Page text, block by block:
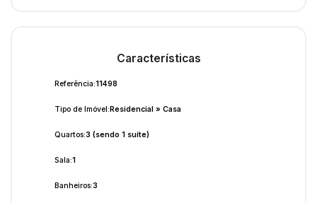
Características
Referência:11498
Tipo de Imóvel:Residencial » Casa
Quartos:3 (sendo 1 suíte)
Sala:1
Banheiros:3